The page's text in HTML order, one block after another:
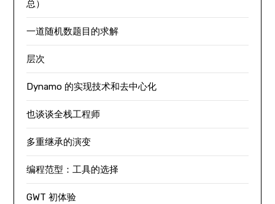
总）
一道随机数题目的求解
层次
Dynamo 的实现技术和去中心化
也谈谈全栈工程师
多重继承的演变
编程范型：工具的选择
GWT 初体验